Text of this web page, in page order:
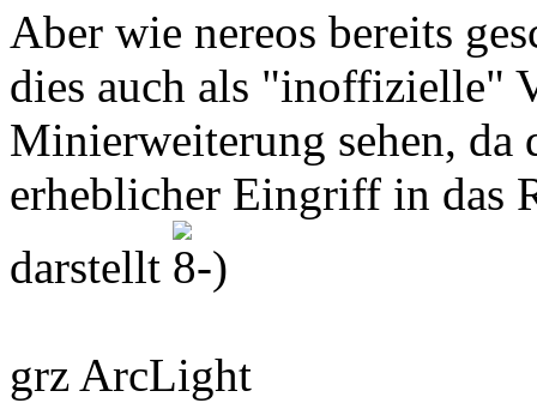
Aber wie nereos bereits
dies auch als "inoffizielle"
Minierweiterung sehen, da
erheblicher Eingriff in das
darstellt
grz ArcLight